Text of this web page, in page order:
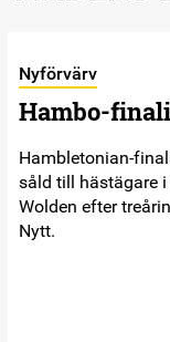
Nyförvärv
Hambo-
Hambletonian-
såld till hästägare
Wolden efter
Nytt.